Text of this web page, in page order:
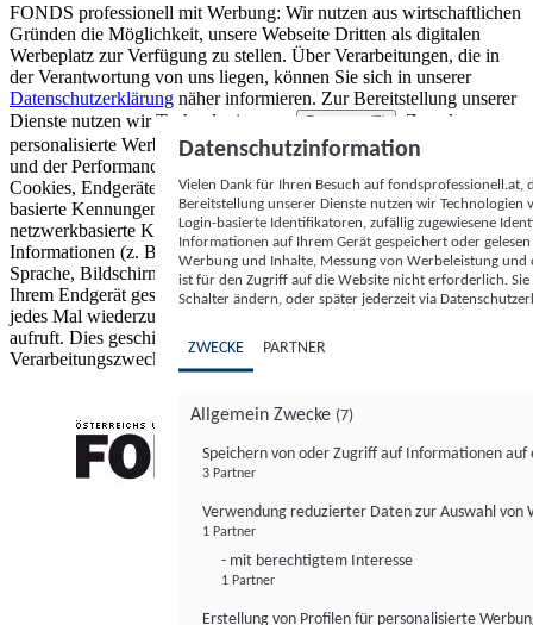
FONDS professionell mit Werbung: Wir nutzen aus wirtschaftlichen
Gründen die Möglichkeit, unsere Webseite Dritten als digitalen
Werbeplatz zur Verfügung zu stellen. Über Verarbeitungen, die in
der Verantwortung von uns liegen, können Sie sich in unserer
Datenschutzerklärung näher informieren. Zur Bereitstellung unserer
Dienste nutzen wir Technologien von
Partnern (5)
. Zwecke:
personalisierte Werbung und Inhalte, Messung von Werbeleistung
und der Performance von Inhalten sowie Zielgruppenforschung.
Cookies, Endgeräte- oder ähnliche Online-Kennungen (z. B. login-
basierte Kennungen, zufällig generierte Kennungen,
netzwerkbasierte Kennungen) können zusammen mit anderen
Informationen (z. B. Browsertyp und Browserinformationen,
Sprache, Bildschirmgröße, unterstützte Technologien usw.) auf
Ihrem Endgerät gespeichert oder von dort ausgelesen werden, um es
jedes Mal wiederzuerkennen, wenn es eine App oder einer Webseite
aufruft. Dies geschieht für einen oder mehrere der hier aufgeführten
Verarbeitungszwecke.
Datenschutzinformation
Vielen Dank für Ihren Besuch auf
Bereitstellung unserer Dienste nutzen wir Technologien
Login-basierte Identifikatoren, zufällig zugewiesene
Informationen auf Ihrem Gerät gespeichert oder
Werbung und Inhalte, Messung von Werbeleistung
ist für den Zugriff auf die Website nicht erforderlich.
Schalter ändern, oder später jederzeit via
ZWECKE PARTNER
Allgemein Zwecke (7)
Speichern von oder Zugriff auf Informationen auf
3 Partner
Verwendung reduzierter Daten zur Auswahl von
1 Partner
- mit berechtigtem Interesse
1 Partner
Erstellung von Profilen für personalisierte
FONDS professionell